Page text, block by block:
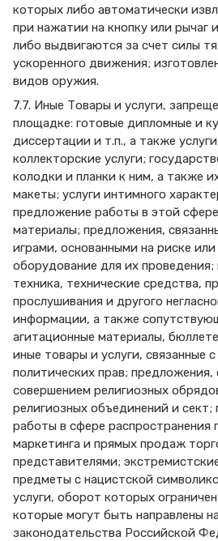
которых либо автоматически
при нажатии на кнопку или рычаг
либо выдвигаются за счет силы
ускоренного движения;
видов оружия.
7.7. Иные Товары и услуги,
площадке: готовые дипломные и
диссертации и т.п., а также
коллекторские услуги;
колодки и планки к ним, а также
макеты; услуги интимного
предложение работы в этой
материалы; предложения,
играми, основанными на риске
оборудование для их
техника, технические средства,
прослушивания и другого
информации, а также
агитационные материалы,
иные товары и услуги, связанные
политических прав; предложения,
совершением религиозных
религиозных объединений и
работы в сфере распространения
маркетинга и прямых продаж
представителями;
предметы с нацистской
услуги, оборот которых
которые могут быть направлены
законодательства Российской